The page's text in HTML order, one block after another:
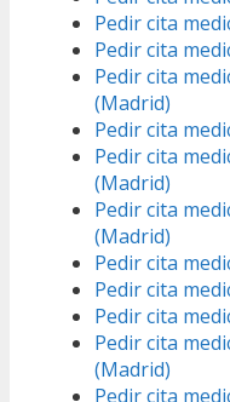
Pedir cita
Pedir cita
Pedir cita
(Madrid)
Pedir cita
Pedir cita
(Madrid)
Pedir cita
(Madrid)
Pedir cita
Pedir cita
Pedir cita
Pedir cita
(Madrid)
Pedir cita